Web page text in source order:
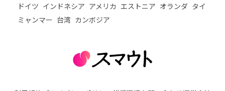
ドイツ インドネシア アメリカ エストニア オランダ タイ
ミャンマー 台湾 カンボジア